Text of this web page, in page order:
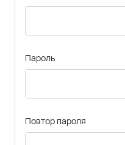
Пароль
Повтор пароля